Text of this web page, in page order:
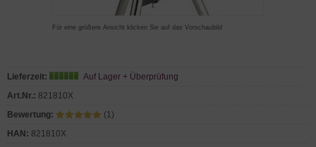
Für eine größere Ansicht klicken Sie auf das Vorschaubild
Lieferzeit:
Auf Lager + Überprüfung
Art.Nr.: 821810X
Bewertung:
(1)
HAN: 821810X